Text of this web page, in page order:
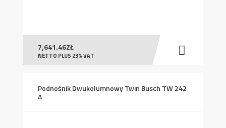
7,641.46ZŁ
NETTO PLUS 23% VAT
Podnośnik Dwukolumnowy Twin Busch TW 242
A